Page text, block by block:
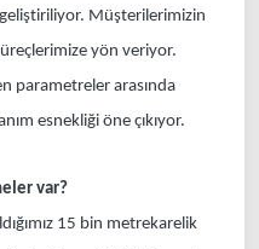
Müşterilerimizin
yön veriyor.
parametreler arasında
esnekliği öne çıkıyor.
var?
15 bin metrekarelik